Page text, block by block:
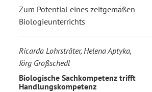
Zum Potential eines zeitgemäßen
Biologieunterrichts
Ricarda Lohrsträter, Helena Aptyka,
Jörg Großschedl
Biologische Sachkompetenz trifft
Handlungskompetenz